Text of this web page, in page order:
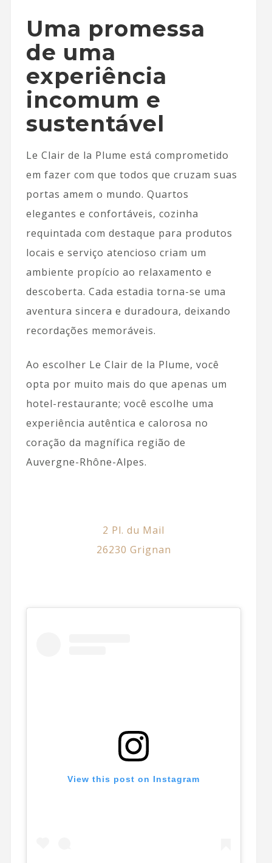
Uma promessa
de uma
experiência
incomum e
sustentável
Le Clair de la Plume está comprometido
em fazer com que todos que cruzam suas
portas amem o mundo. Quartos
elegantes e confortáveis, cozinha
requintada com destaque para produtos
locais e serviço atencioso criam um
ambiente propício ao relaxamento e
descoberta. Cada estadia torna-se uma
aventura sincera e duradoura, deixando
recordações memoráveis.
Ao escolher Le Clair de la Plume, você
opta por muito mais do que apenas um
hotel-restaurante; você escolhe uma
experiência autêntica e calorosa no
coração da magnífica região de
Auvergne-Rhône-Alpes.
2 Pl. du Mail
26230 Grignan
View this post on Instagram